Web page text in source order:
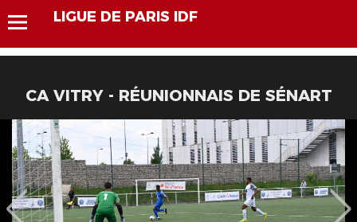
LIGUE DE PARIS IDF
CA VITRY - RÉUNIONNAIS DE SÉNART